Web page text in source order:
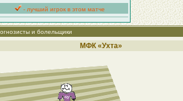
- лучший игрок в этом матче
и болельщики
МФК «Ухта»